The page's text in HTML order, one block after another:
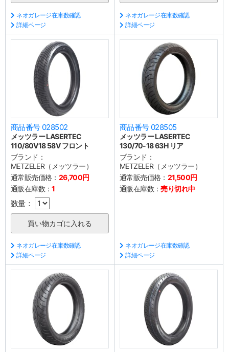
ネオガレージ在庫数確認
詳細ページ
ネオガレージ在庫数確認
詳細ページ
商品番号 028502
メッツラー LASERTEC
110/80V18 58V フロント
ブランド：
METZELER（メッツラー）
通常販売価格： 26,700円
通販在庫数：1
数量：
ネオガレージ在庫数確認
詳細ページ
商品番号 028505
メッツラー LASERTEC
130/70-18 63H リア
ブランド：
METZELER（メッツラー）
通常販売価格： 21,500円
通販在庫数：売り切れ中
ネオガレージ在庫数確認
詳細ページ